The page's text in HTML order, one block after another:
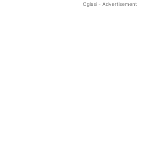
Oglasi - Advertisement